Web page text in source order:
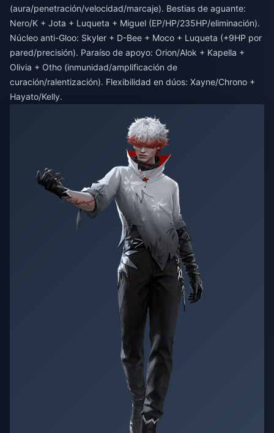
(aura/penetración/velocidad/marcaje). Bestias de aguante:
Nero/K + Jota + Luqueta + Miguel (EP/HP/235HP/eliminación).
Núcleo anti-Gloo: Skyler + D-Bee + Moco + Luqueta (+9HP por
pared/precisión). Paraíso de apoyo: Orion/Alok + Kapella +
Olivia + Otho (inmunidad/amplificación de
curación/ralentización). Flexibilidad en dúos: Xayne/Chrono +
Hayato/Kelly.